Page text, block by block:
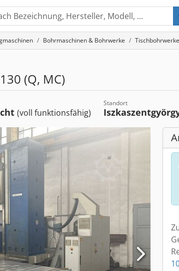
Bohrmaschinen & Bohrwerke
(Q, MC)
(voll funktionsfähig)
Standort